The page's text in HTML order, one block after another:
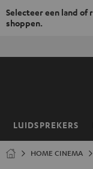
Selecteer een land of
shoppen.
LUIDSPREKERS
Home
HOME CINEMA